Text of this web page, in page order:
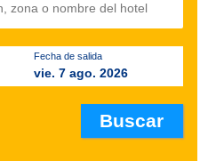
Fecha de salida
vie. 7 ago. 2026